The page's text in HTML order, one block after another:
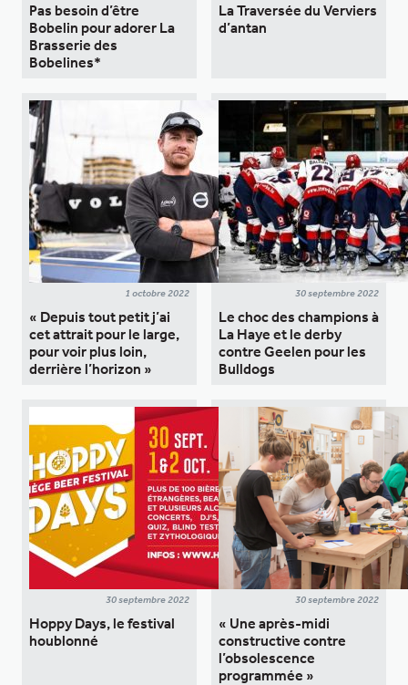
Pas besoin d’être
Bobelin pour adorer La
Brasserie des
Bobelines*
La Traversée du Verviers
d’antan
1 octobre 2022
« Depuis tout petit j’ai
cet attrait pour le large,
pour voir plus loin,
derrière l’horizon »
30 septembre 2022
Le choc des champions à
La Haye et le derby
contre Geelen pour les
Bulldogs
30 septembre 2022
Hoppy Days, le festival
houblonné
30 septembre 2022
« Une après-midi
constructive contre
l’obsolescence
programmée »